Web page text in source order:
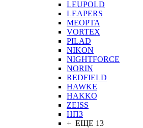
LEUPOLD
LEAPERS
MEOPTA
VORTEX
PILAD
NIKON
NIGHTFORCE
NORIN
REDFIELD
HAWKE
HAKKO
ZEISS
НПЗ
+ ЕЩЕ 13